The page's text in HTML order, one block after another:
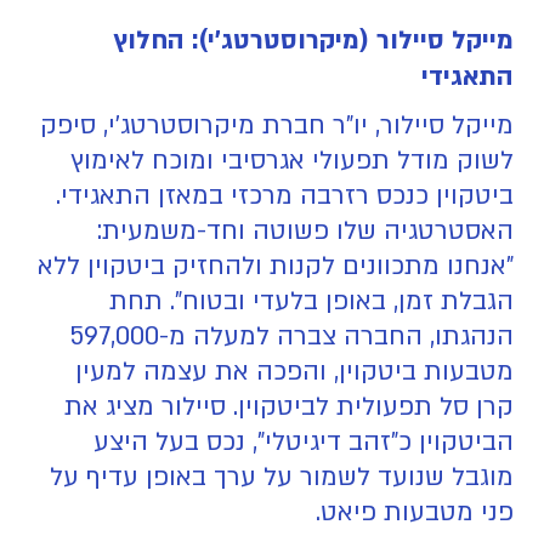
מייקל סיילור (מיקרוסטרטג'י): החלוץ
התאגידי
מייקל סיילור, יו"ר חברת מיקרוסטרטג'י, סיפק
לשוק מודל תפעולי אגרסיבי ומוכח לאימוץ
ביטקוין כנכס רזרבה מרכזי במאזן התאגידי.
האסטרטגיה שלו פשוטה וחד-משמעית:
"אנחנו מתכוונים לקנות ולהחזיק ביטקוין ללא
הגבלת זמן, באופן בלעדי ובטוח". תחת
הנהגתו, החברה צברה למעלה מ-597,000
מטבעות ביטקוין, והפכה את עצמה למעין
קרן סל תפעולית לביטקוין. סיילור מציג את
הביטקוין כ"זהב דיגיטלי", נכס בעל היצע
מוגבל שנועד לשמור על ערך באופן עדיף על
פני מטבעות פיאט.